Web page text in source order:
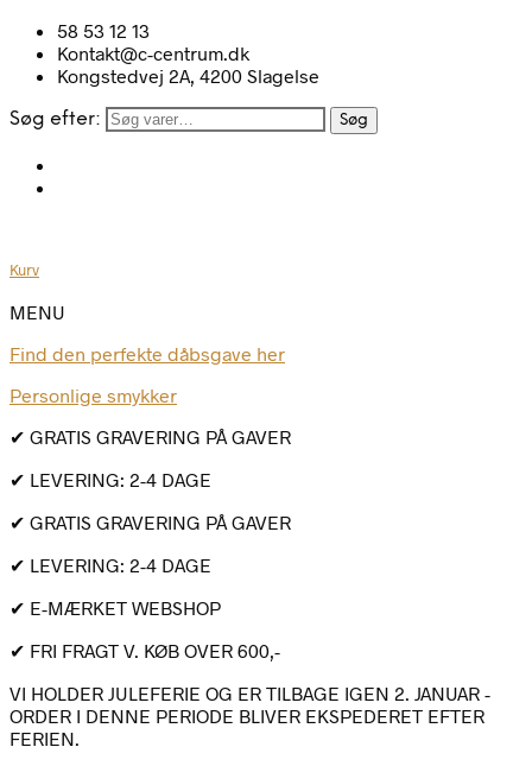
58 53 12 13
Kontakt@c-centrum.dk
Kongstedvej 2A, 4200 Slagelse
Søg efter: Søg
Kurv
MENU
Find den perfekte dåbsgave her
Personlige smykker
✔ GRATIS GRAVERING PÅ GAVER
✔ LEVERING: 2-4 DAGE
✔ GRATIS GRAVERING PÅ GAVER
✔ LEVERING: 2-4 DAGE
✔ E-MÆRKET WEBSHOP
✔ FRI FRAGT V. KØB OVER 600,-
VI HOLDER JULEFERIE OG ER TILBAGE IGEN 2. JANUAR -
ORDER I DENNE PERIODE BLIVER EKSPEDERET EFTER
FERIEN.